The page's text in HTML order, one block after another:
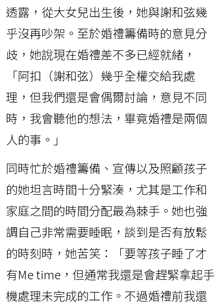
透露，從大女兒出生後，她與謝和弦幾
乎沒再吵架。至於婚禮籌備時的意見分
歧，她說現在婚禮差不多已經就緒，
「阿扣（謝和弦）幾乎全權交給我處
理，但我們還是會偶爾討論，意見不同
時，我會聽他的想法，畢竟婚禮是兩個
人的事。」
同時忙於婚禮籌備、宣傳以及照顧孩子
的她坦言時間十分緊湊，尤其是工作和
家庭之間的時間分配最為棘手。她也強
調自己非常需要睡眠，談到是否有放鬆
的時刻時，她苦笑：「要等孩子睡了才
有Me time，但通常我還是會趕緊拿起手
機處理未完成的工作。不過婚禮前我還